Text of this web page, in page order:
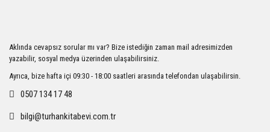
Aklında cevapsız sorular mı var? Bize istediğin zaman mail adresimizden
yazabilir, sosyal medya üzerinden ulaşabilirsiniz.
Ayrıca, bize hafta içi 09:30 - 18:00 saatleri arasında telefondan ulaşabilirsin.
0507 134 17 48
bilgi@turhankitabevi.com.tr